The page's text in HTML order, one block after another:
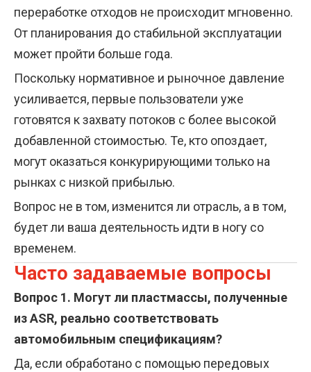
переработке отходов не происходит мгновенно.
От планирования до стабильной эксплуатации
может пройти больше года.
Поскольку нормативное и рыночное давление
усиливается, первые пользователи уже
готовятся к захвату потоков с более высокой
добавленной стоимостью. Те, кто опоздает,
могут оказаться конкурирующими только на
рынках с низкой прибылью.
Вопрос не в том, изменится ли отрасль, а в том,
будет ли ваша деятельность идти в ногу со
временем.
Часто задаваемые вопросы
Вопрос 1. Могут ли пластмассы, полученные
из ASR, реально соответствовать
автомобильным спецификациям?
Да, если обработано с помощью передовых